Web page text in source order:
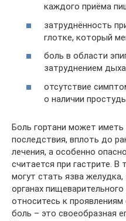
каждого приёма
затруднённость
глотке, который
боль в области
затруднением
отсутствие
о наличии
Боль гортани может иметь
последствия, вплоть до
лечения, а особенно
считается при гастрите.
могут стать язва
органах
относитесь к проявлениям
боль – это своеобразная